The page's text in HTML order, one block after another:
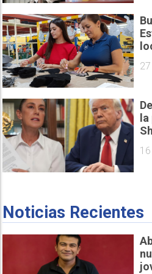
Noticias Recientes